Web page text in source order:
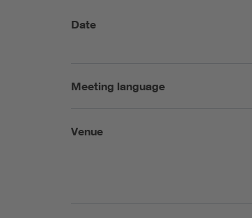
Date
Meeting language
Venue